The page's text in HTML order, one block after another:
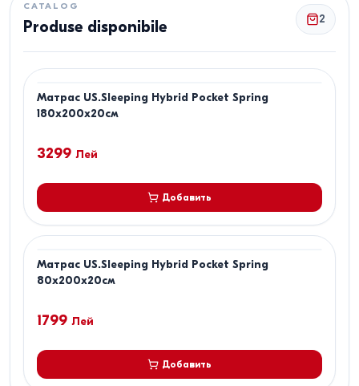
CATALOG
Produse disponibile 2
Матрас US.Sleeping Hybrid Pocket Spring
180x200x20см
3299 Лей
Добавить
Матрас US.Sleeping Hybrid Pocket Spring
80x200x20см
1799 Лей
Добавить